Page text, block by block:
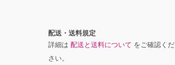
配送・送料規定
詳細は 配送と送料について をご確認くだ
さい。